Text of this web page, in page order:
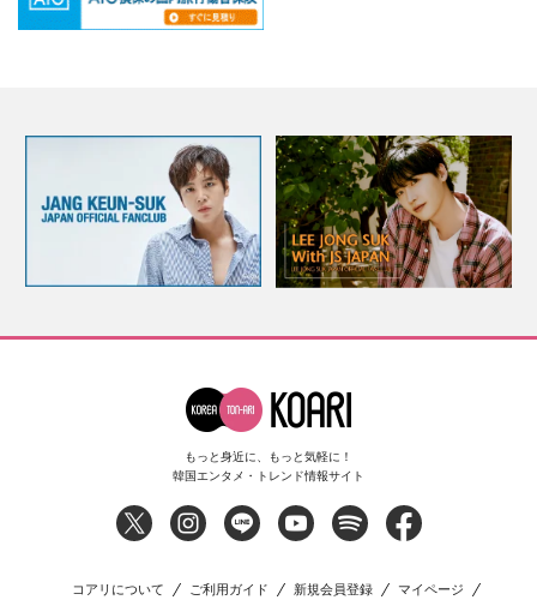
もっと身近に、もっと気軽に！
韓国エンタメ・トレンド情報サイト
コアリについて ご利用ガイド 新規会員登録
マイページ